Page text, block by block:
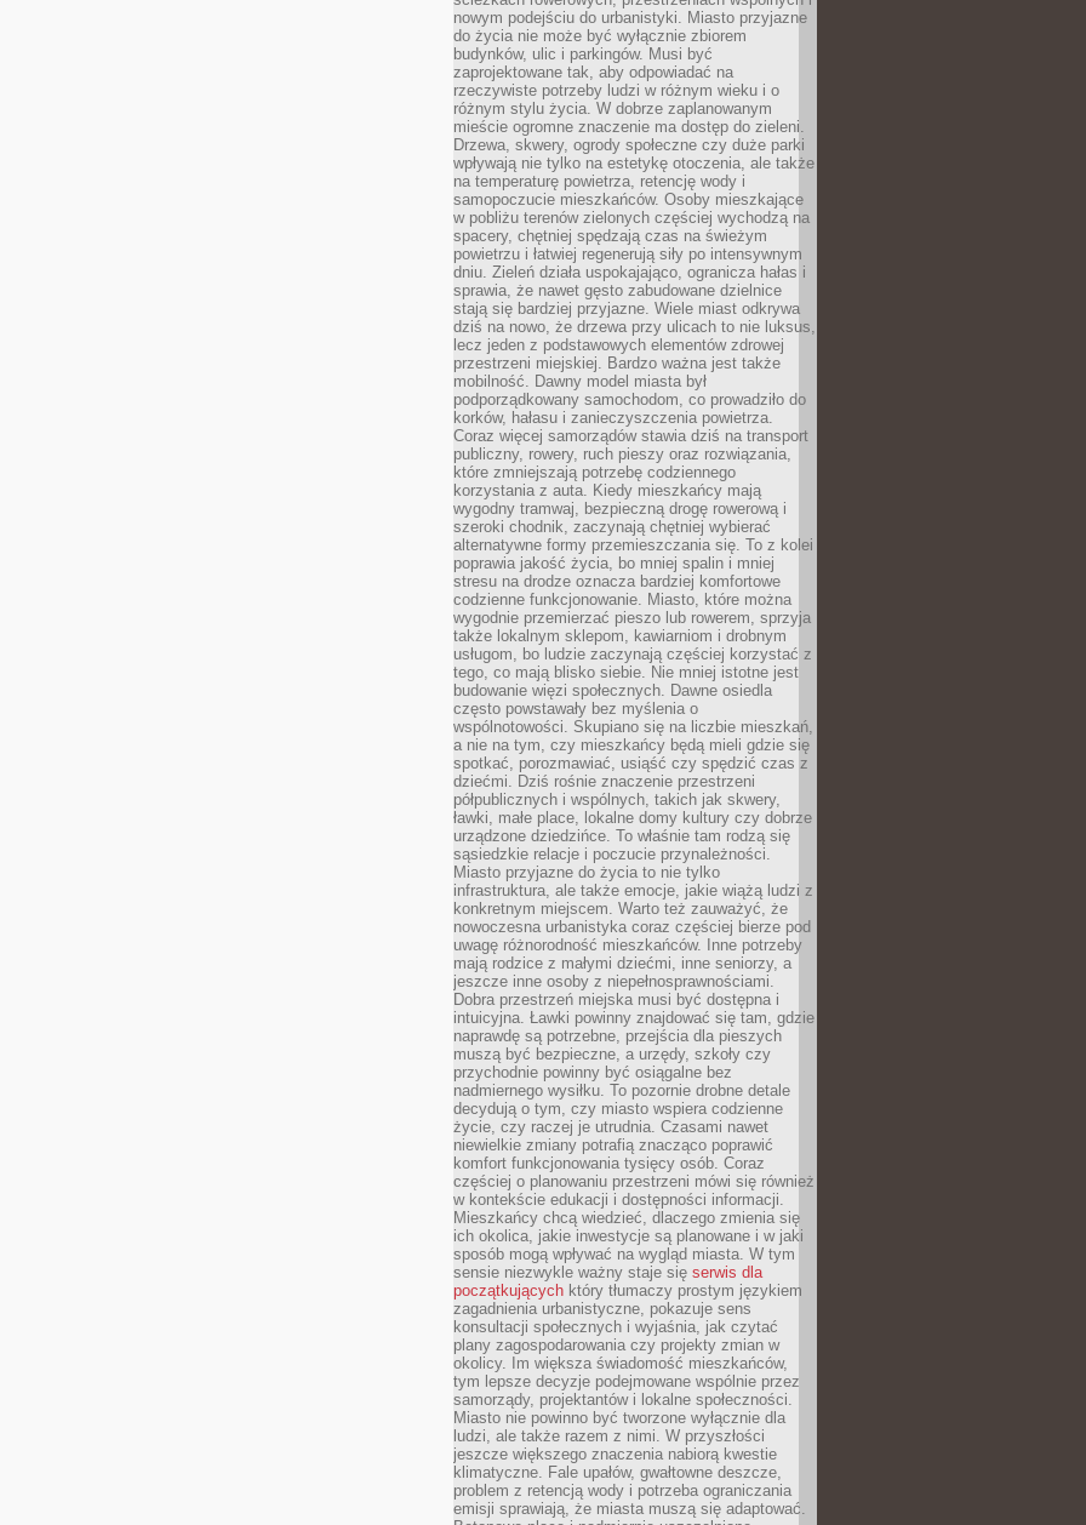
nowym podejściu do urbanistyki. Miasto przyjazne
do życia nie może być wyłącznie zbiorem
budynków, ulic i parkingów. Musi być
zaprojektowane tak, aby odpowiadać na
rzeczywiste potrzeby ludzi w różnym wieku i o
różnym stylu życia. W dobrze zaplanowanym
mieście ogromne znaczenie ma dostęp do zieleni.
Drzewa, skwery, ogrody społeczne czy duże parki
wpływają nie tylko na estetykę otoczenia, ale także
na temperaturę powietrza, retencję wody i
samopoczucie mieszkańców. Osoby mieszkające
w pobliżu terenów zielonych częściej wychodzą na
spacery, chętniej spędzają czas na świeżym
powietrzu i łatwiej regenerują siły po intensywnym
dniu. Zieleń działa uspokajająco, ogranicza hałas i
sprawia, że nawet gęsto zabudowane dzielnice
stają się bardziej przyjazne. Wiele miast odkrywa
dziś na nowo, że drzewa przy ulicach to nie luksus,
lecz jeden z podstawowych elementów zdrowej
przestrzeni miejskiej. Bardzo ważna jest także
mobilność. Dawny model miasta był
podporządkowany samochodom, co prowadziło do
korków, hałasu i zanieczyszczenia powietrza.
Coraz więcej samorządów stawia dziś na transport
publiczny, rowery, ruch pieszy oraz rozwiązania,
które zmniejszają potrzebę codziennego
korzystania z auta. Kiedy mieszkańcy mają
wygodny tramwaj, bezpieczną drogę rowerową i
szeroki chodnik, zaczynają chętniej wybierać
alternatywne formy przemieszczania się. To z kolei
poprawia jakość życia, bo mniej spalin i mniej
stresu na drodze oznacza bardziej komfortowe
codzienne funkcjonowanie. Miasto, które można
wygodnie przemierzać pieszo lub rowerem, sprzyja
także lokalnym sklepom, kawiarniom i drobnym
usługom, bo ludzie zaczynają częściej korzystać z
tego, co mają blisko siebie. Nie mniej istotne jest
budowanie więzi społecznych. Dawne osiedla
często powstawały bez myślenia o
wspólnotowości. Skupiano się na liczbie mieszkań,
a nie na tym, czy mieszkańcy będą mieli gdzie się
spotkać, porozmawiać, usiąść czy spędzić czas z
dziećmi. Dziś rośnie znaczenie przestrzeni
półpublicznych i wspólnych, takich jak skwery,
ławki, małe place, lokalne domy kultury czy dobrze
urządzone dziedzińce. To właśnie tam rodzą się
sąsiedzkie relacje i poczucie przynależności.
Miasto przyjazne do życia to nie tylko
infrastruktura, ale także emocje, jakie wiążą ludzi z
konkretnym miejscem. Warto też zauważyć, że
nowoczesna urbanistyka coraz częściej bierze pod
uwagę różnorodność mieszkańców. Inne potrzeby
mają rodzice z małymi dziećmi, inne seniorzy, a
jeszcze inne osoby z niepełnosprawnościami.
Dobra przestrzeń miejska musi być dostępna i
intuicyjna. Ławki powinny znajdować się tam, gdzie
naprawdę są potrzebne, przejścia dla pieszych
muszą być bezpieczne, a urzędy, szkoły czy
przychodnie powinny być osiągalne bez
nadmiernego wysiłku. To pozornie drobne detale
decydują o tym, czy miasto wspiera codzienne
życie, czy raczej je utrudnia. Czasami nawet
niewielkie zmiany potrafią znacząco poprawić
komfort funkcjonowania tysięcy osób. Coraz
częściej o planowaniu przestrzeni mówi się również
w kontekście edukacji i dostępności informacji.
Mieszkańcy chcą wiedzieć, dlaczego zmienia się
ich okolica, jakie inwestycje są planowane i w jaki
sposób mogą wpływać na wygląd miasta. W tym
sensie niezwykle ważny staje się serwis dla
początkujących który tłumaczy prostym językiem
zagadnienia urbanistyczne, pokazuje sens
konsultacji społecznych i wyjaśnia, jak czytać
plany zagospodarowania czy projekty zmian w
okolicy. Im większa świadomość mieszkańców,
tym lepsze decyzje podejmowane wspólnie przez
samorządy, projektantów i lokalne społeczności.
Miasto nie powinno być tworzone wyłącznie dla
ludzi, ale także razem z nimi. W przyszłości
jeszcze większego znaczenia nabiorą kwestie
klimatyczne. Fale upałów, gwałtowne deszcze,
problem z retencją wody i potrzeba ograniczania
emisji sprawiają, że miasta muszą się adaptować.